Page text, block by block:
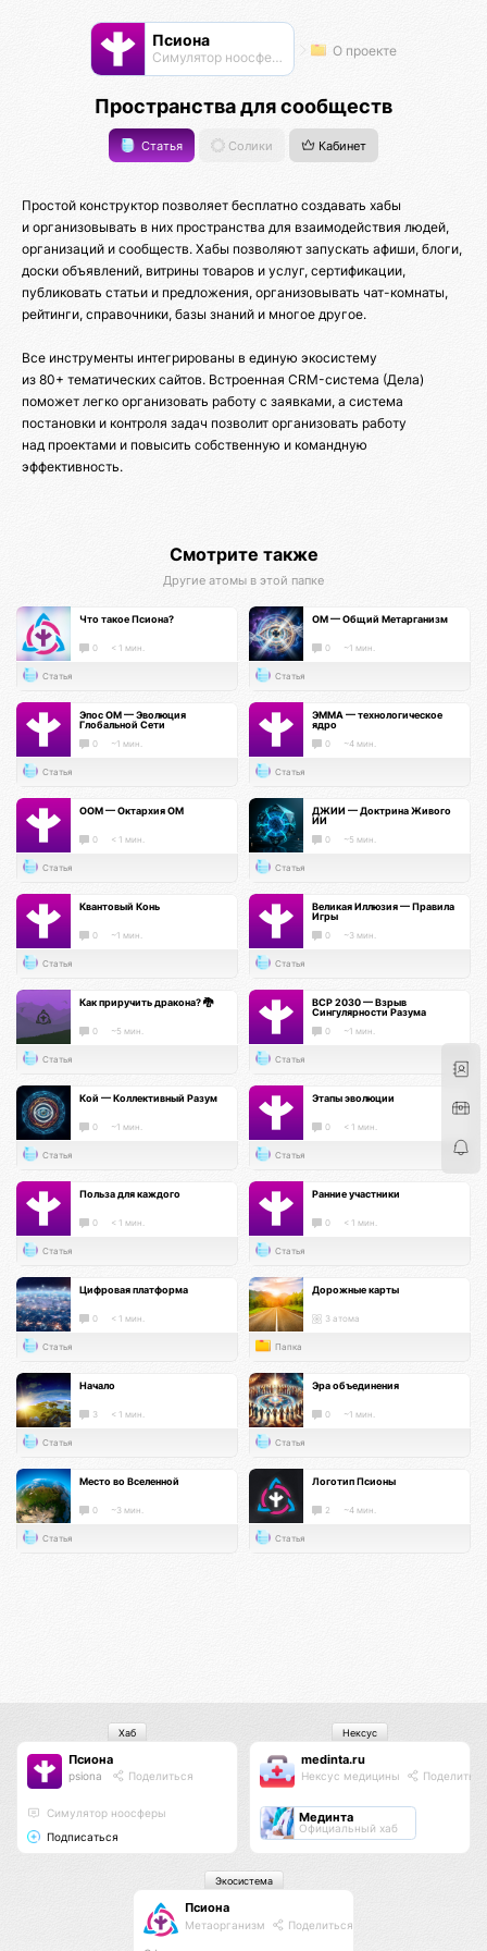
Псиона
Cимулятор ноосферы О проекте
Пространства для сообществ
Статья Солики Кабинет
Простой конструктор позволяет бесплатно создавать хабы
и организовывать в них пространства для взаимодействия людей,
организаций и сообществ. Хабы позволяют запускать афиши, блоги,
доски объявлений, витрины товаров и услуг, сертификации,
публиковать статьи и предложения, организовывать чат-комнаты,
рейтинги, справочники, базы знаний и многое другое.
Все инструменты интегрированы в единую экосистему
из 80+ тематических сайтов. Встроенная CRM-система (Дела)
поможет легко организовать работу с заявками, а система
постановки и контроля задач позволит организовать работу
над проектами и повысить собственную и командную
эффективность.
Смотрите также
Другие атомы в этой папке
Что такое Псиона?
0 < 1 мин.
Статья
ОМ — Общий Метарганизм
0 ~1 мин.
Статья
Эпос ОМ — Эволюция
Глобальной Сети
0 ~1 мин.
Статья
ЭММА — технологическое
ядро
0 ~4 мин.
Статья
ООМ — Октархия ОМ
0 < 1 мин.
Статья
ДЖИИ — Доктрина Живого
ИИ
0 ~5 мин.
Статья
Квантовый Конь
0 ~1 мин.
Статья
Великая Иллюзия — Правила
Игры
0 ~3 мин.
Статья
Как приручить дракона? 🐉
0 ~5 мин.
Статья
ВСР 2030 — Взрыв
Сингулярности Разума
0 ~1 мин.
Статья
Кой — Коллективный Разум
0 ~1 мин.
Статья
Этапы эволюции
0 < 1 мин.
Статья
Польза для каждого
0 < 1 мин.
Статья
Ранние участники
0 < 1 мин.
Статья
Цифровая платформа
0 < 1 мин.
Статья
Дорожные карты
3 атома
Папка
Начало
3 < 1 мин.
Статья
Эра объединения
0 ~1 мин.
Статья
Место во Вселенной
0 ~3 мин.
Статья
Логотип Псионы
2 ~4 мин.
Статья
Псиона
psiona Поделиться
Cимулятор ноосферы
Подписаться
Хаб
medinta.ru
Нексус медицины Поделиться
Мединта
Официальный хаб
Нексус
Псиона
Метаорганизм Поделиться
Экосистема